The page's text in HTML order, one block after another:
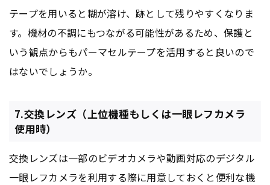
テープを用いると糊が溶け、跡として残りやすくなりま
す。機材の不調にもつながる可能性があるため、保護と
いう観点からもパーマセルテープを活用すると良いので
はないでしょうか。
7.交換レンズ（上位機種もしくは一眼レフカメラ
使用時）
交換レンズは一部のビデオカメラや動画対応のデジタル
一眼レフカメラを利用する際に用意しておくと便利な機